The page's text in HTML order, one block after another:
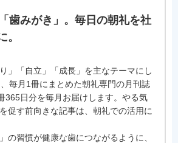
歯みがき」。毎日の朝礼を社
。
」「自立」「成長」を主なテーマにし
毎月1冊にまとめた朝礼専門の月刊誌
365日分を毎月お届けします。やる気
促す前向きな記事は、朝礼での活用に
の習慣が健康な歯につながるように、